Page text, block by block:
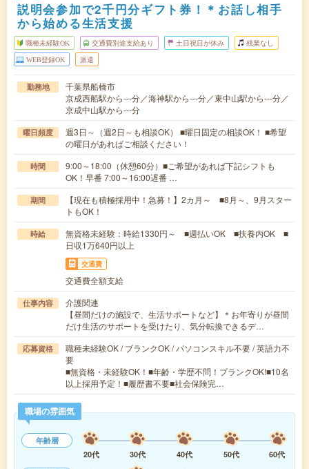
説明会参加で2千円分ギフト券！＊お話し相手
から始める生活支援
職種未経験OK 交通費別途支給あり 土日祝日が休み 残業なし
WEB登録OK 派遣
勤務地
千葉県船橋市
京成西船駅から---分／海神駅から---分／東中山駅から---分／
京成中山駅から---分
曜日頻度
週3日～（週2日～も相談OK） ■曜日固定の相談OK！ ■希望
の曜日があればご相談ください！
時間
9:00～18:00（休憩60分）■ご希望があれば下記シフトも
OK！早番 7:00～16:00遅番 …
期間
【現在も積極採用中！急募！】2カ月～ ■8月～、9月スター
トもOK！
時給
無資格未経験：時給1330円～ ■週払いOK ■扶養内OK ■
日収1万640円以上
交通費
交通費全額支給
仕事内容
介護関連
【昼間だけの施設で、生活サポートなど】＊お年寄りが昼間
だけ生活のサポートを受けたり、気分転換できるデ…
応募資格
職種未経験OK / ブランクOK / パソコンスキル不要 / 英語力不
要
■無資格・未経験OK！■年齢・学歴不問！ブランクOK!■10名
以上採用予定！■履歴書不要■社会保険完…
職場の雰囲気
年齢層
20代
30代 40代 50代
60代